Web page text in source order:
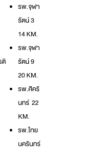
ติ
รพ.จุฬา
รัตน์ 3
14 KM.
รพ.จุฬา
รัตน์ 9
20 KM.
รพ.ศิคริ
นทร์ 22
KM.
รพ.ไทย
นครินทร์